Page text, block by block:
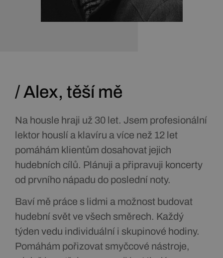
/ Alex, těší mě
Na housle hraji už 30 let. Jsem profesionální
lektor houslí a klavíru a více než 12 let
pomáhám klientům dosahovat jejich
hudebních cílů. Plánuji a připravuji koncerty
od prvního nápadu do poslední noty.
Baví mě práce s lidmi a možnost budovat
hudební svět ve všech směrech. Každý
týden vedu individuální i skupinové hodiny.
Pomáhám pořizovat smyčcové nástroje,